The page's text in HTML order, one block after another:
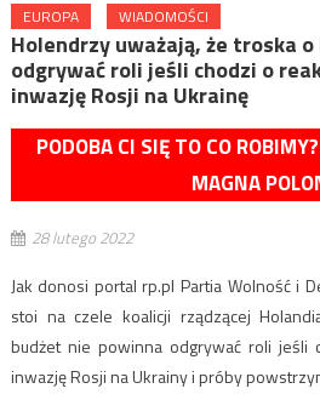
EUROPA WIADOMOŚCI
Holendrzy uważają, że troska
odgrywać roli jeśli chodzi o
inwazję Rosji na Ukrainę
PODOBA CI SIĘ TO CO
MAGNA
28 lutego 2022
Jak donosi portal rp.pl Partia Wolność i
stoi na czele koalicji rządzącej
budżet nie powinna odgrywać roli jeśli
inwazję Rosji na Ukrainy i próby